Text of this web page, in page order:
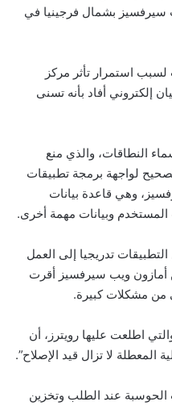
سيرفسيز بشمال فرجينيا في
استمرار تأثر مركز
إلكتروني أفاد بأنه تسنى
النطاقات، والذي منع
لواجهة برمجة تطبيقات
وهي قاعدة بيانات
وبيانات مهمة أخرى.
تدريجيا إلى العمل
أمازون ويب سيرفسيز أقرت
من مشكلات كبيرة.
اطلعت عليها رويترز، أن
المعطلة لا تزال قيد الإصلاح”.
عند الطلب وتخزين